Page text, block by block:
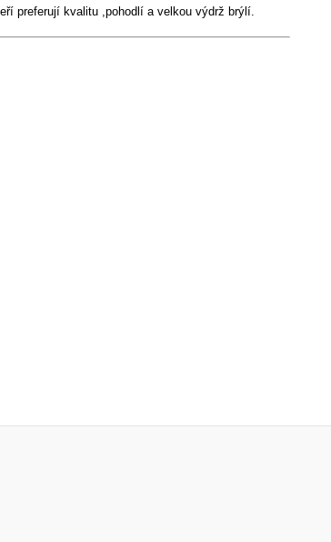
preferují kvalitu ,pohodlí a velkou výdrž brýlí.